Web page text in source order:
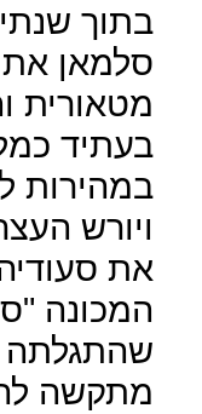
בתוך
סלמאן את
מטאורית
בעתיד
במהירות
ויורש
את
המכונה
שהתגלתה
מתקשה